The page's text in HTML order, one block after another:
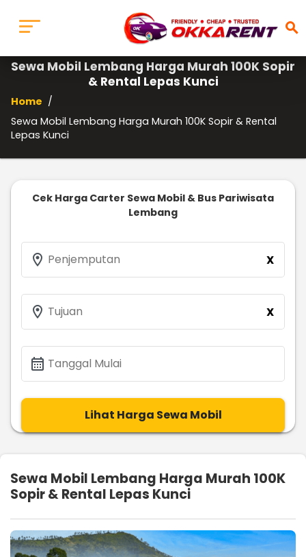
search
Sewa Mobil Lembang Harga Murah 100K Sopir
& Rental Lepas Kunci
Home /
Sewa Mobil Lembang Harga Murah 100K Sopir & Rental
Lepas Kunci
Cek Harga Carter Sewa Mobil & Bus Pariwisata
Lembang
location_on Penjemputan X
location_on Tujuan X
calendar_month Tanggal Mulai
Lihat Harga Sewa Mobil
Sewa Mobil Lembang Harga Murah 100K
Sopir & Rental Lepas Kunci